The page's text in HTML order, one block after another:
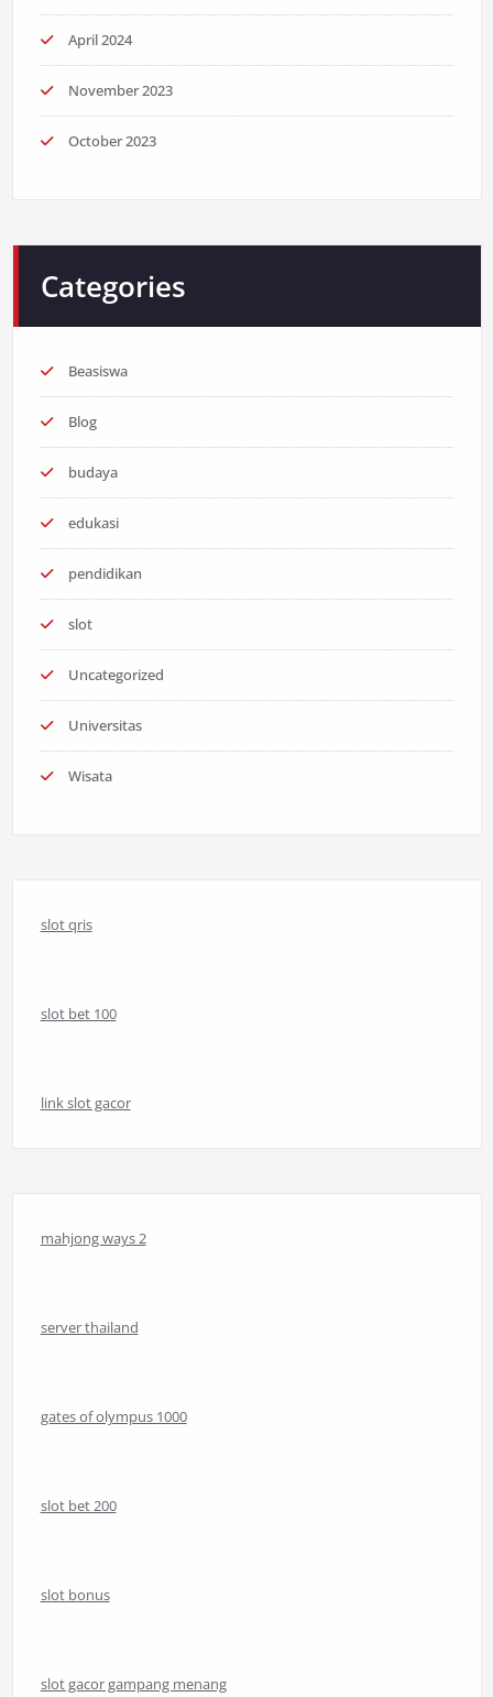
April 2024
November 2023
October 2023
Categories
Beasiswa
Blog
budaya
edukasi
pendidikan
slot
Uncategorized
Universitas
Wisata
slot qris
slot bet 100
link slot gacor
mahjong ways 2
server thailand
gates of olympus 1000
slot bet 200
slot bonus
slot gacor gampang menang